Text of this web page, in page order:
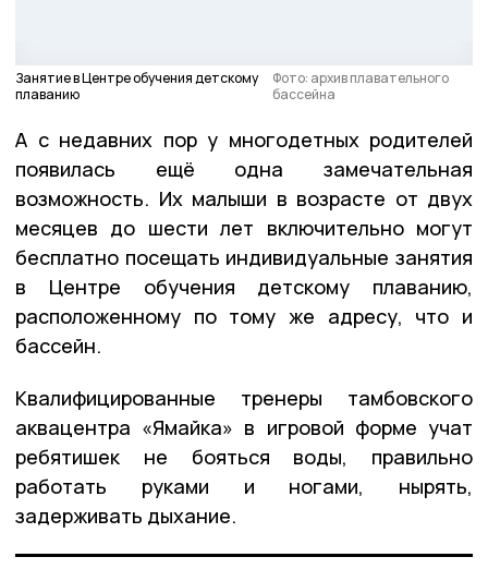
Занятие в Центре обучения детскому
плаванию
Фото: архив плавательного
бассейна
А с недавних пор у многодетных родителей
появилась ещё одна замечательная
возможность. Их малыши в возрасте от двух
месяцев до шести лет включительно могут
бесплатно посещать индивидуальные занятия
в Центре обучения детскому плаванию,
расположенному по тому же адресу, что и
бассейн.
Квалифицированные тренеры тамбовского
аквацентра «Ямайка» в игровой форме учат
ребятишек не бояться воды, правильно
работать руками и ногами, нырять,
задерживать дыхание.